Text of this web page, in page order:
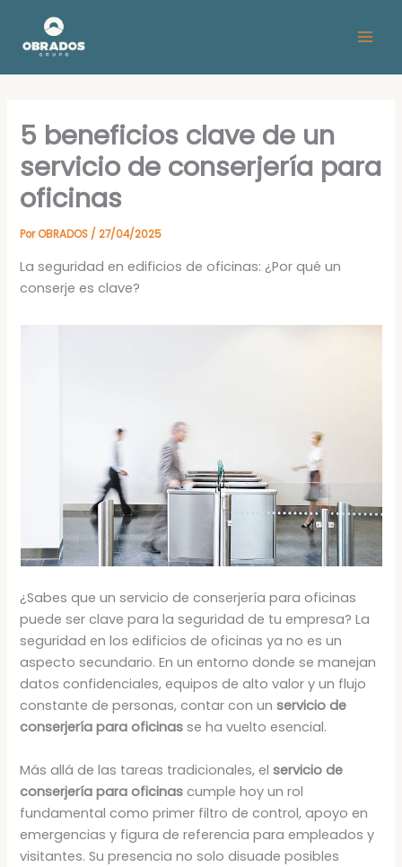
contenido
5 beneficios clave de un
servicio de conserjería para
oficinas
PorOBRADOS /27/04/2025
La seguridad en edificios de oficinas: ¿Por qué un
conserje es clave?
¿Sabes que un servicio de conserjería para oficinas
puede ser clave para la seguridad de tu empresa? La
seguridad en los edificios de oficinas ya no es un
aspecto secundario. En un entorno donde se manejan
datos confidenciales, equipos de alto valor y un flujo
constante de personas, contar con unservicio de
conserjería para oficinas se ha vuelto esencial.
Más allá de las tareas tradicionales, elservicio de
conserjería para oficinas cumple hoy un rol
fundamental como primer filtro de control, apoyo en
emergencias y figura de referencia para empleados y
visitantes. Su presencia no solo disuade posibles